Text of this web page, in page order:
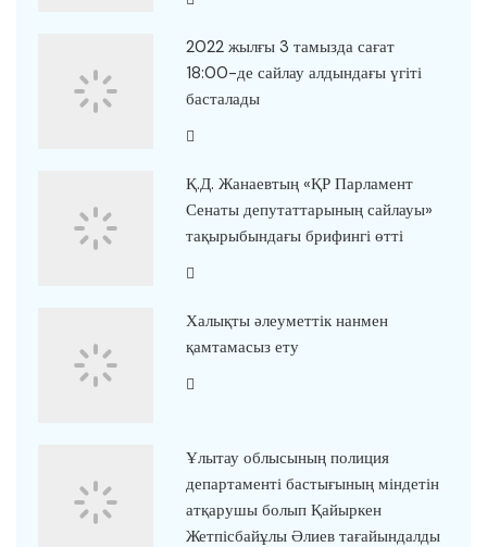
2022 жылғы 3 тамызда сағат
18:00-де сайлау алдындағы үгіті
басталады
Қ.Д. Жанаевтың «ҚР Парламент
Сенаты депутаттарының сайлауы»
тақырыбындағы брифингі өтті
Халықты әлеуметтік нанмен
қамтамасыз ету
Ұлытау облысының полиция
департаменті бастығының міндетін
атқарушы болып Қайыркен
Жетпісбайұлы Әлиев тағайындалды